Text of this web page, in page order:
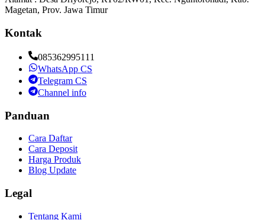
Magetan, Prov. Jawa Timur
Kontak
085362995111
WhatsApp CS
Telegram CS
Channel info
Panduan
Cara Daftar
Cara Deposit
Harga Produk
Blog Update
Legal
Tentang Kami